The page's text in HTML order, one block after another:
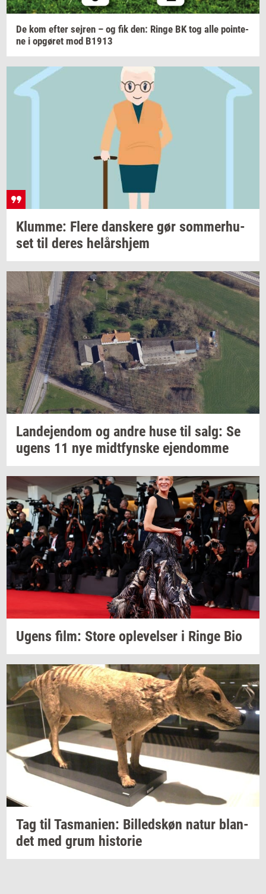
De kom efter sej­ren – og fik den: Ringe BK tog alle po­in­te­
ne i op­gø­ret mod B1913
Klum­me: Flere dan­ske­re gør som­mer­hu­
set til deres helårs­hjem
Lan­de­jen­dom og andre huse til salg: Se
ugens 11 nye midt­fyn­s­ke ejen­dom­me
Ugens film: Store op­le­vel­ser i Ringe Bio
Tag til Tas­ma­ni­en: Bil­leds­køn natur blan­
det med grum hi­sto­rie